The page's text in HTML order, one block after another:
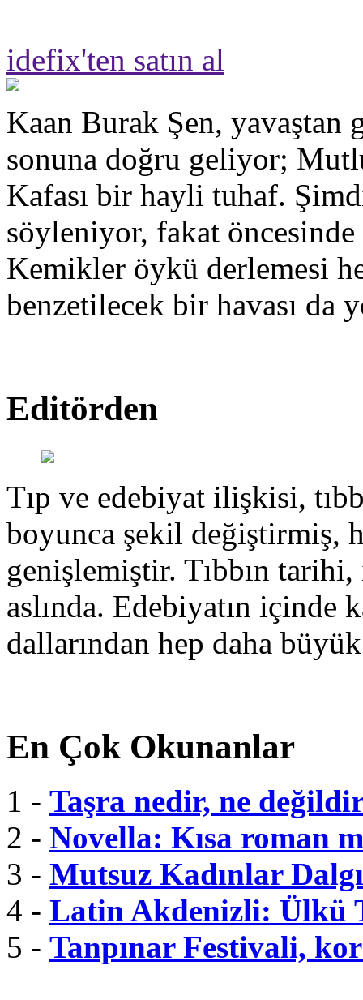
idefix'ten satın al
Kaan Burak Şen, yavaştan
sonuna doğru geliyor;
Kafası bir hayli tuhaf.
söyleniyor, fakat
Kemikler öykü derlemesi
benzetilecek bir havası da
Editörden
Tıp ve edebiyat ilişkisi,
boyunca şekil değiştirmiş,
genişlemiştir. Tıbbın
aslında. Edebiyatın içinde
dallarından hep daha
En Çok Okunanlar
1 - Taşra nedir, ne
2 - Novella: Kısa roman
3 - Mutsuz Kadınlar
4 - Latin Akdenizli: Ülkü
5 - Tanpınar Festivali,